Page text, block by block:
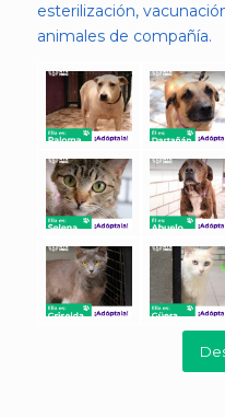
esterilización,
animales de compañía.